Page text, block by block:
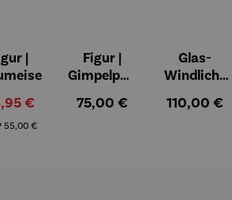
5 Sternen
|
€
Regulärer Preis:
55,00 €
Figur |
Gimpelpaa
Regulärer Preis:
75,00 €
Glas-
Windlicht
Künstlerm
Regulärer
110,00 €